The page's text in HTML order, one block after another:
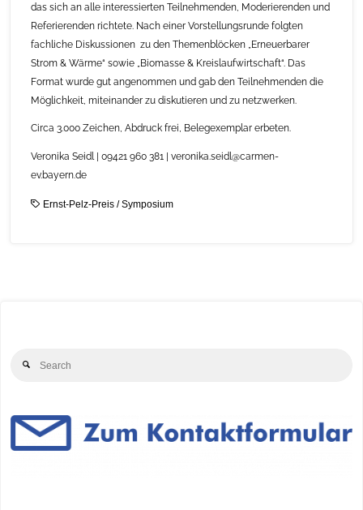
das sich an alle interessierten Teilnehmenden, Moderierenden und
Referierenden richtete. Nach einer Vorstellungsrunde folgten
fachliche Diskussionen zu den Themenblöcken „Erneuerbarer
Strom & Wärme“ sowie „Biomasse & Kreislaufwirtschaft“. Das
Format wurde gut angenommen und gab den Teilnehmenden die
Möglichkeit, miteinander zu diskutieren und zu netzwerken.
Circa 3.000 Zeichen, Abdruck frei, Belegexemplar erbeten.
Veronika Seidl | 09421 960 381 | veronika.seidl@carmen-
ev.bayern.de
Ernst-Pelz-Preis/Symposium
Search